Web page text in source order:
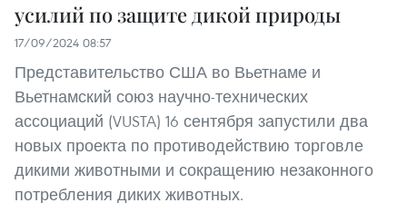
усилий по защите дикой природы
17/09/2024 08:57
Представительство США во Вьетнаме и
Вьетнамский союз научно-технических
ассоциаций (VUSTA) 16 сентября запустили два
новых проекта по противодействию торговле
дикими животными и сокращению незаконного
потребления диких животных.